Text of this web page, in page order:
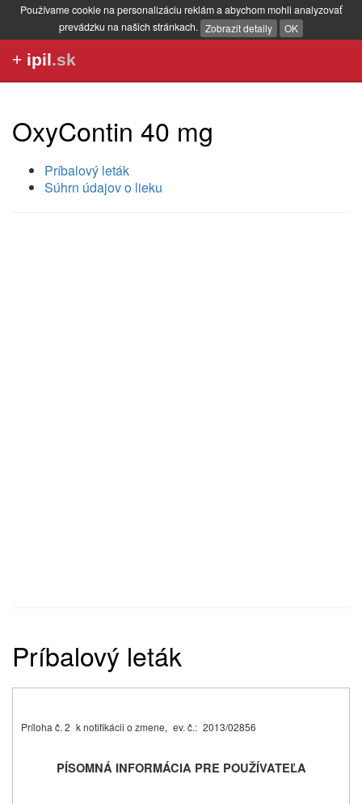
Používame cookie na personalizáciu reklám a abychom mohli analyzovať
prevádzku na našich stránkach. Zobrazit detaily OK
+ ipil.sk
OxyContin 40 mg
Príbalový leták
Súhrn údajov o lieku
Príbalový leták
Príloha č. 2 k notifikácii o zmene, ev. č.: 2013/02856
PÍSOMNÁ INFORMÁCIA PRE POUŽÍVATEĽA